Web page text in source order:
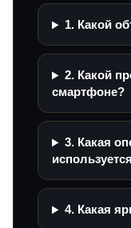
1. Какой
2. Какой
смартфоне?
3. Какая
4. Какая